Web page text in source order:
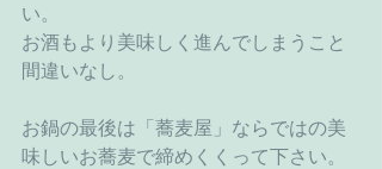
い。
お酒もより美味しく進んでしまうこと
間違いなし。
お鍋の最後は「蕎麦屋」ならではの美
味しいお蕎麦で締めくくって下さい。